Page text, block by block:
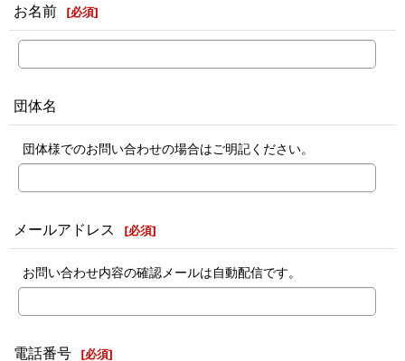
お名前 [必須]
団体名
団体様でのお問い合わせの場合はご明記ください。
メールアドレス [必須]
お問い合わせ内容の確認メールは自動配信です。
電話番号 [必須]